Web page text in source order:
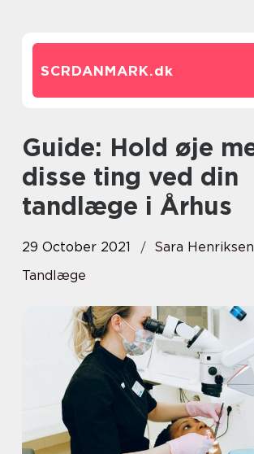
SCRDANMARK.dk
Guide: Hold øje med
disse ting ved din
tandlæge i Århus
29 October 2021
Sara Henriksen
Tandlæge